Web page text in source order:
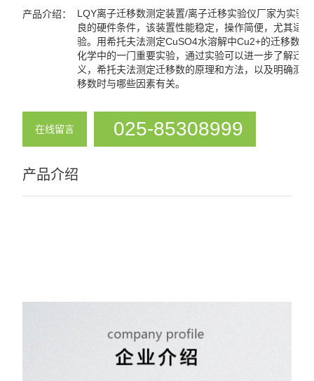
产品介绍：
LQY离子迁移数测定装置/离子迁移实验仪厂家为实验
良的硬件条件，该装置性能稳定，操作简便，尤其适
验。用希托夫法测定CuSO4水溶解中Cu2+的迁移数是
化学中的一门重要实验，通过实验可以进一步了解迁
义，希托夫法测定迁移数的原理和方法，以及明确测
移数时与哪些因素有关。
在线留言 025-85308999
产品介绍